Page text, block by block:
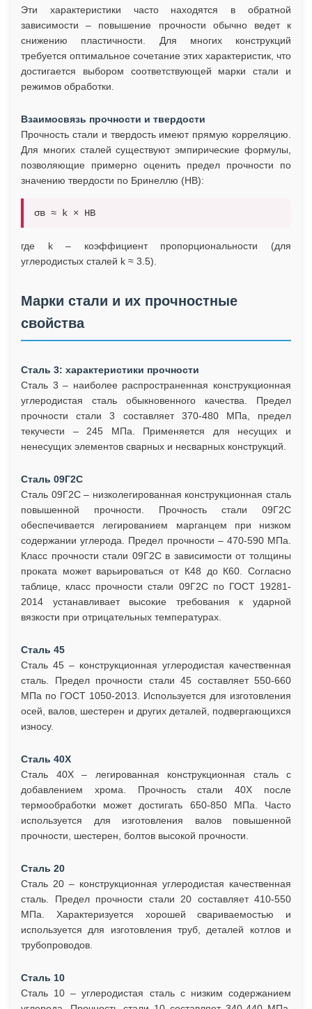
Эти характеристики часто находятся в обратной
зависимости – повышение прочности обычно ведет к
снижению пластичности. Для многих конструкций
требуется оптимальное сочетание этих характеристик, что
достигается выбором соответствующей марки стали и
режимов обработки.
Взаимосвязь прочности и твердости
Прочность стали и твердость имеют прямую корреляцию.
Для многих сталей существуют эмпирические формулы,
позволяющие примерно оценить предел прочности по
значению твердости по Бринеллю (HB):
σв ≈ k × HB
где k – коэффициент пропорциональности (для
углеродистых сталей k ≈ 3.5).
Марки стали и их прочностные
свойства
Сталь 3: характеристики прочности
Сталь 3 – наиболее распространенная конструкционная
углеродистая сталь обыкновенного качества. Предел
прочности стали 3 составляет 370-480 МПа, предел
текучести – 245 МПа. Применяется для несущих и
ненесущих элементов сварных и несварных конструкций.
Сталь 09Г2С
Сталь 09Г2С – низколегированная конструкционная сталь
повышенной прочности. Прочность стали 09Г2С
обеспечивается легированием марганцем при низком
содержании углерода. Предел прочности – 470-590 МПа.
Класс прочности стали 09Г2С в зависимости от толщины
проката может варьироваться от К48 до К60. Согласно
таблице, класс прочности стали 09Г2С по ГОСТ 19281-
2014 устанавливает высокие требования к ударной
вязкости при отрицательных температурах.
Сталь 45
Сталь 45 – конструкционная углеродистая качественная
сталь. Предел прочности стали 45 составляет 550-660
МПа по ГОСТ 1050-2013. Используется для изготовления
осей, валов, шестерен и других деталей, подвергающихся
износу.
Сталь 40Х
Сталь 40Х – легированная конструкционная сталь с
добавлением хрома. Прочность стали 40Х после
термообработки может достигать 650-850 МПа. Часто
используется для изготовления валов повышенной
прочности, шестерен, болтов высокой прочности.
Сталь 20
Сталь 20 – конструкционная углеродистая качественная
сталь. Предел прочности стали 20 составляет 410-550
МПа. Характеризуется хорошей свариваемостью и
используется для изготовления труб, деталей котлов и
трубопроводов.
Сталь 10
Сталь 10 – углеродистая сталь с низким содержанием